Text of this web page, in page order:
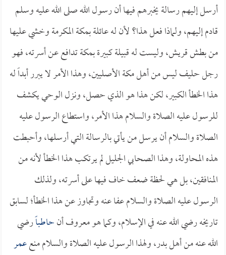
أرسل إليهم رسالة يخبرهم فيها أن رسول الله صلى الله عليه وسلم
قادم إليهم، ولماذا فعل هذا؟ لأن له عائلة بمكة المكرمة وخشي عليها
من بطش قريش، وليست له قبيلة كبيرة بمكة تدافع عن أسرته، فهو
رجل حليف ليس من أهل مكة الأصليين، وهذا الأمر لا يبرر أبداً له
هذا الخطأ الكبير، لكن هذا هو الذي حصل، ونزل الوحي يكشف
للرسول عليه الصلاة والسلام هذا الأمر، واستطاع الرسول عليه
الصلاة والسلام أن يرسل من يأتي بالرسالة التي أرسلها، وأحبطت
هذه المحاولة، وهذا الصحابي الجليل لم يرتكب هذا الخطأ لأنه من
المنافقين، بل هي لحظة ضعف خاف فيها على أسرته، ولذلك
الرسول عليه الصلاة والسلام عفا عنه وتجاوز عن هذا الخطأ؛ لسابق
تاريخه رضي الله عنه في الإسلام، وكما هو معروف أنحاطباًرضي
الله عنه من أهل بدر، ولهذا الرسول عليه الصلاة والسلام منععمر